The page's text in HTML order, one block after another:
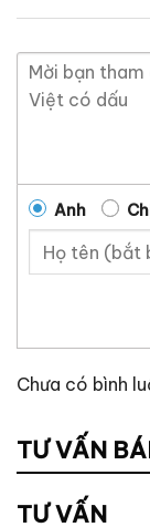
Anh
Chưa có bình
TƯ VẤN
TƯ VẤN